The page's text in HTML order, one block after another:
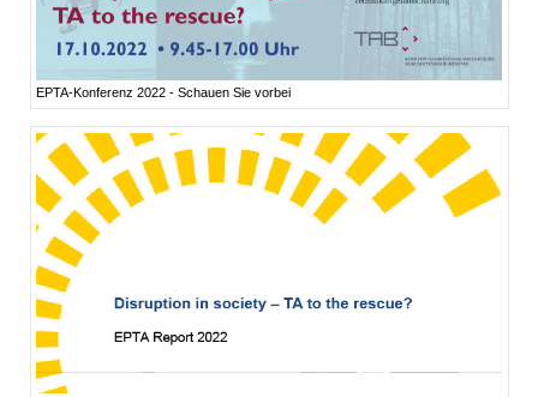
EPTA-Konferenz 2022 - Schauen Sie vorbei